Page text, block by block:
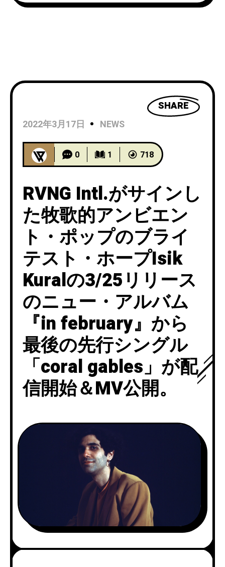
SHARE
2022年3月17日
NEWS
0 1 718
RVNG Intl.がサインし
た牧歌的アンビエン
ト・ポップのブライ
テスト・ホープIsik
Kuralの3/25リリース
のニュー・アルバム
『in february』から
最後の先行シングル
「coral gables」が配
信開始＆MV公開。